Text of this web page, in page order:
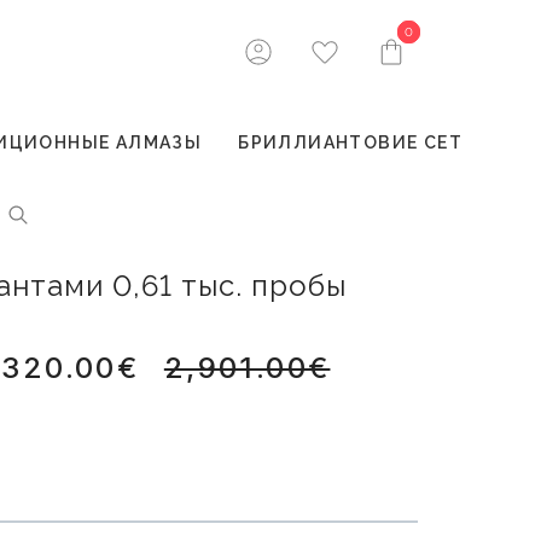
0
0
АЛМАЗЫ БРИЛЛИАНТОВИЕ СЕТ
0,61 тыс. пробы
2,901.00€